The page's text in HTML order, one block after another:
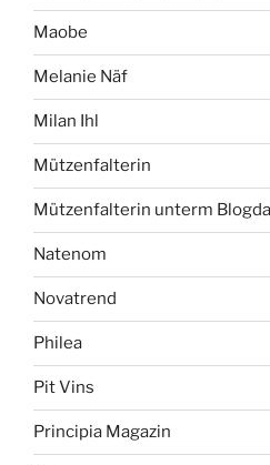
Maobe
Melanie Näf
Milan Ihl
Mützenfalterin
Mützenfalterin unterm
Natenom
Novatrend
Philea
Pit Vins
Principia Magazin